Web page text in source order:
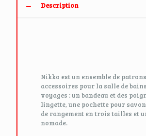
Description
Nikko est un ensemble de
accessoires pour la salle de
voyages : un bandeau et des
lingette, une pochette pour
de rangement en trois tailles et
nomade.